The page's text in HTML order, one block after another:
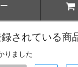
録されている商
りました